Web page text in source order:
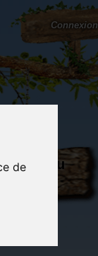
de
Connexion
côté du
blog...